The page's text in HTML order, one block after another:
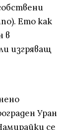
Ето как
в
изгряващ
Уран
се